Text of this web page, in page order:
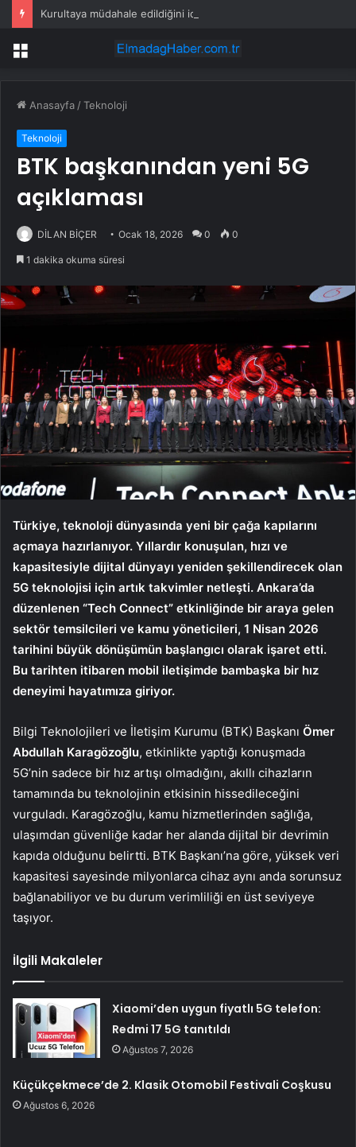
Menü
Anasayfa /Teknoloji
Teknoloji
BTK başkanından yeni 5G
açıklaması
DİLAN BİÇER Ocak 18, 2026 0 0
1 dakika okuma süresi
Türkiye, teknoloji dünyasında yeni bir çağa kapılarını
açmaya hazırlanıyor. Yıllardır konuşulan, hızı ve
kapasitesiyle dijital dünyayı yeniden şekillendirecek olan
5G teknolojisi için artık takvimler netleşti. Ankara’da
düzenlenen “Tech Connect” etkinliğinde bir araya gelen
sektör temsilcileri ve kamu yöneticileri, 1 Nisan 2026
tarihini büyük dönüşümün başlangıcı olarak işaret etti.
Bu tarihten itibaren mobil iletişimde bambaşka bir hız
deneyimi hayatımıza giriyor.
Bilgi Teknolojileri ve İletişim Kurumu (BTK) Başkanı Ömer
Abdullah Karagözoğlu, etkinlikte yaptığı konuşmada
5G’nin sadece bir hız artışı olmadığını, akıllı cihazların
tamamında bu teknolojinin etkisinin hissedileceğini
vurguladı. Karagözoğlu, kamu hizmetlerinden sağlığa,
ulaşımdan güvenliğe kadar her alanda dijital bir devrimin
kapıda olduğunu belirtti. BTK Başkanı’na göre, yüksek veri
kapasitesi sayesinde milyonlarca cihaz aynı anda sorunsuz
bağlanabiliyor ve bu durum verimliliği en üst seviyeye
taşıyor.
İlgili Makaleler
Xiaomi’den uygun fiyatlı 5G telefon:
Redmi 17 5G tanıtıldı
Ağustos 7, 2026
Küçükçekmece’de 2. Klasik Otomobil Festivali Coşkusu
Ağustos 6, 2026